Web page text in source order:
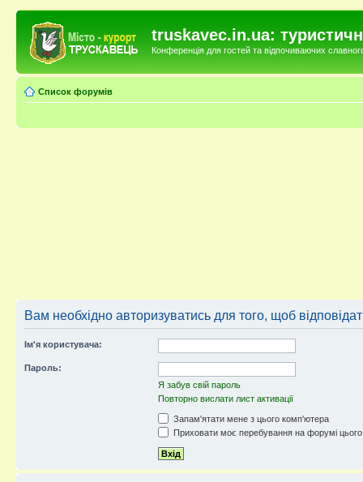
truskavec.in.ua:
Конференція для гостей та відпочиваючих
Список форумів
Вам необхідно авторизуватись для того, щоб
Ім'я користувача:
Пароль:
Я забув свій пароль
Повторно вислати лист активації
Запам'ятати мене з цього комп'ютера
Приховати моє перебування на форумі